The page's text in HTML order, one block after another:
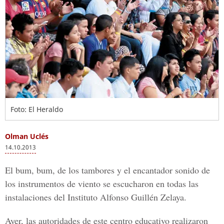
Foto: El Heraldo
Olman Uclés
14.10.2013
El bum, bum, de los tambores y el encantador sonido de
los instrumentos de viento se escucharon en todas las
instalaciones del Instituto Alfonso Guillén Zelaya.
Ayer, las autoridades de este centro educativo realizaron